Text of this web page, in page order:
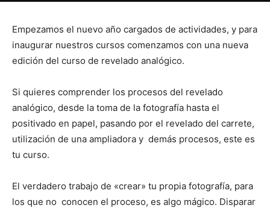
Empezamos el nuevo año cargados de actividades, y para
inaugurar nuestros cursos comenzamos con una nueva
edición del curso de revelado analógico.
Si quieres comprender los procesos del revelado
analógico, desde la toma de la fotografía hasta el
positivado en papel, pasando por el revelado del carrete,
utilización de una ampliadora y demás procesos, este es
tu curso.
El verdadero trabajo de «crear» tu propia fotografía, para
los que no conocen el proceso, es algo mágico. Disparar